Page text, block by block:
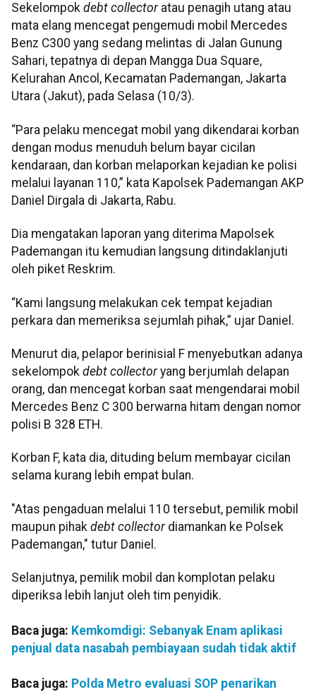
Sekelompok debt collectoratau penagih utang atau
mata elang mencegat pengemudi mobil Mercedes
Benz C300 yang sedang melintas di Jalan Gunung
Sahari, tepatnya di depan Mangga Dua Square,
Kelurahan Ancol, Kecamatan Pademangan, Jakarta
Utara (Jakut), pada Selasa (10/3).
“Para pelaku mencegat mobil yang dikendarai korban
dengan modus menuduh belum bayar cicilan
kendaraan, dan korban melaporkan kejadian ke polisi
melalui layanan 110,” kata Kapolsek Pademangan AKP
Daniel Dirgala di Jakarta, Rabu.
Dia mengatakan laporan yang diterima Mapolsek
Pademangan itu kemudian langsung ditindaklanjuti
oleh piket Reskrim.
“Kami langsung melakukan cek tempat kejadian
perkara dan memeriksa sejumlah pihak,” ujar Daniel.
Menurut dia, pelapor berinisial F menyebutkan adanya
sekelompok debt collectoryang berjumlah delapan
orang, dan mencegat korban saat mengendarai mobil
Mercedes Benz C 300 berwarna hitam dengan nomor
polisi B 328 ETH.
Korban F, kata dia, dituding belum membayar cicilan
selama kurang lebih empat bulan.
"Atas pengaduan melalui 110 tersebut, pemilik mobil
maupun pihak debt collectordiamankan ke Polsek
Pademangan," tutur Daniel.
Selanjutnya, pemilik mobil dan komplotan pelaku
diperiksa lebih lanjut oleh tim penyidik.
Baca juga: Kemkomdigi: Sebanyak Enam aplikasi
penjual data nasabah pembiayaan sudah tidak aktif
Baca juga: Polda Metro evaluasi SOP penarikan